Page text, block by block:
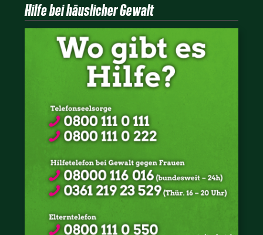
Hilfe bei häuslicher Gewalt